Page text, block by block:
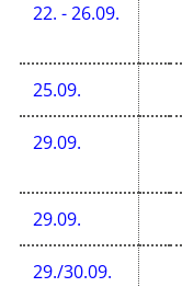
22. - 26.09.
25.09.
29.09.
29.09.
29./30.09.